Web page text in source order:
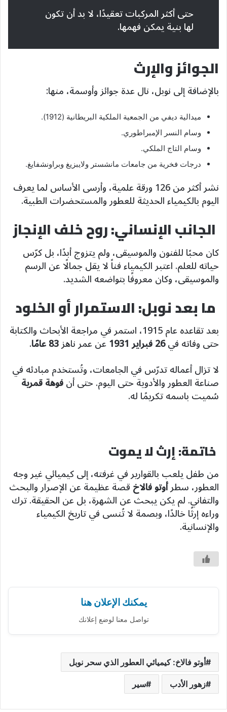
حتى أكثر المركبات تعقيدًا، لا بد أن تكون
لها بنية يمكن فهمها.
الجوائز والإرث
بالإضافة إلى نوبل، نال عدة جوائز وأوسمة، منها:
ميدالية ديفي من الجمعية الملكية البريطانية (1912).
وسام النسر الإمبراطوري.
وسام التاج الملكي.
درجات فخرية من جامعات مانشستر ولايبزيغ وبراونشفايغ.
نشر أكثر من 126 ورقة علمية، وأرسى الأساس لما يعرف
اليوم بالكيمياء الحديثة للعطور والمستحضرات الطبية.
الجانب الإنساني: روح خلف الإنجاز
كان محبًا للفنون والموسيقى، ولم يتزوج أبدًا، بل كرّس
حياته للعلم. اعتبر الكيمياء فناً لا يقل جمالًا عن الرسم
والموسيقى، وكان معروفًا بتواضعه الشديد.
ما بعد نوبل: الاستمرار أو الخلود
بعد تقاعده عام 1915، استمر في مراجعة الأبحاث والكتابة
حتى وفاته في26 فبراير 1931 عن عمر ناهز83 عامًا
.
لا تزال أعماله تدرّس في الجامعات، وتُستخدم مبادئه في
صناعة العطور والأدوية حتى اليوم. حتى أنفوهة قمرية
سُميت باسمه تكريمًا له.
خاتمة: إرث لا يموت
من طفل يلعب بالقوارير في غرفته، إلى كيميائي غير وجه
العطور، سطرأوتو فالاخقصة عظيمة عن الإصرار والبحث
والتفاني. لم يكن يبحث عن الشهرة، بل عن الحقيقة. ترك
وراءه إرثًا خالدًا، وبصمة لا تُنسى في تاريخ الكيمياء
والإنسانية.
يمكنك الإعلان هنا
تواصل معنا لوضع إعلانك
أوتو فالاخ: كيميائي العطور الذي سحر نوبل
زهور الأدب سير